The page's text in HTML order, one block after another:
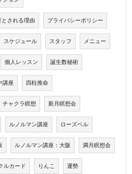
とされる理由 プライバシーポリシー
スケジュール スタッフ メニュー
個人レッスン 誕生数秘術
講座 四柱推命
チャクラ瞑想 新月瞑想会
ルノルマン講座 ローズベル
ルノルマン講座：大阪 満月瞑想会
ルカード りんこ 運勢